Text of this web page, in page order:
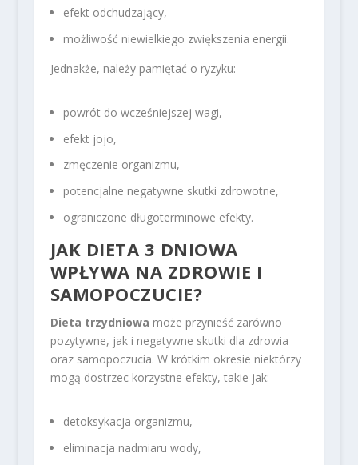
efekt odchudzający,
możliwość niewielkiego zwiększenia energii.
Jednakże, należy pamiętać o ryzyku:
powrót do wcześniejszej wagi,
efekt jojo,
zmęczenie organizmu,
potencjalne negatywne skutki zdrowotne,
ograniczone długoterminowe efekty.
JAK DIETA 3 DNIOWA
WPŁYWA NA ZDROWIE I
SAMOPOCZUCIE?
Dieta trzydniowa może przynieść zarówno
pozytywne, jak i negatywne skutki dla zdrowia
oraz samopoczucia. W krótkim okresie niektórzy
mogą dostrzec korzystne efekty, takie jak:
detoksykacja organizmu,
eliminacja nadmiaru wody,